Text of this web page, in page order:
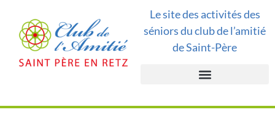
Le site des activités des
séniors du club de l’amitié
de Saint-Père